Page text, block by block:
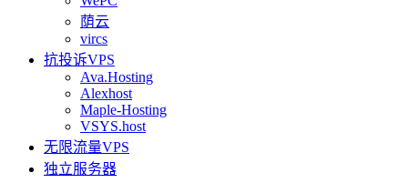
荫云
vircs
抗投诉VPS
Ava.Hosting
Alexhost
Maple-Hosting
VSYS.host
无限流量VPS
独立服务器